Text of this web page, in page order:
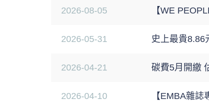
2020
2018
2016
2026-08-05 【WE
2026-05-31 史上最貴8.86
2026-04-21 碳費5月開繳
2026-04-10 【EMBA雜